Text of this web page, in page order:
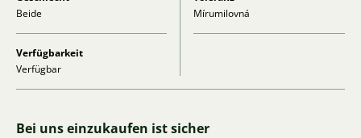
Beide
Mírumilovná
Verfügbarkeit
Verfügbar
Bei uns einzukaufen ist sicher